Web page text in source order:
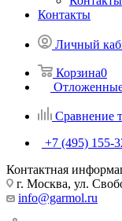
Контакты
Личный
Корзина0
Сравнение
+7 (495) 155-
Контактная
г. Москва, ул.
info@garmol.ru